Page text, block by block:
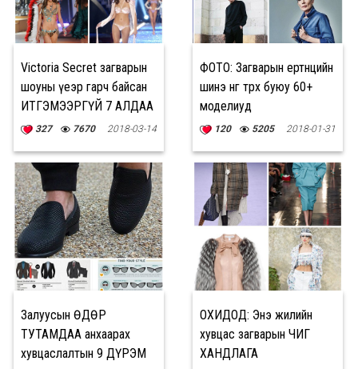
Victoria Secret загварын
шоуны үеэр гарч байсан
ИТГЭМЭЭРГҮЙ 7 АЛДАА
327 7670 2018-03-14
ФОТО: Загварын ертөнцийн
шинэ өнгө төрх буюу 60+
моделиуд
120 5205 2018-01-31
Залуусын ӨДӨР
ТУТАМДАА анхаарах
хувцаслалтын 9 ДҮРЭМ
ОХИДОД: Энэ жилийн
хувцас загварын ЧИГ
ХАНДЛАГА